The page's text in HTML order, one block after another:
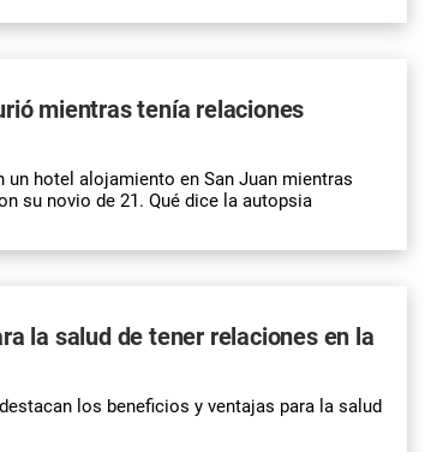
mientras tenía relaciones
un hotel alojamiento en San Juan mientras
su novio de 21. Qué dice la autopsia
la salud de tener relaciones en la
los beneficios y ventajas para la salud